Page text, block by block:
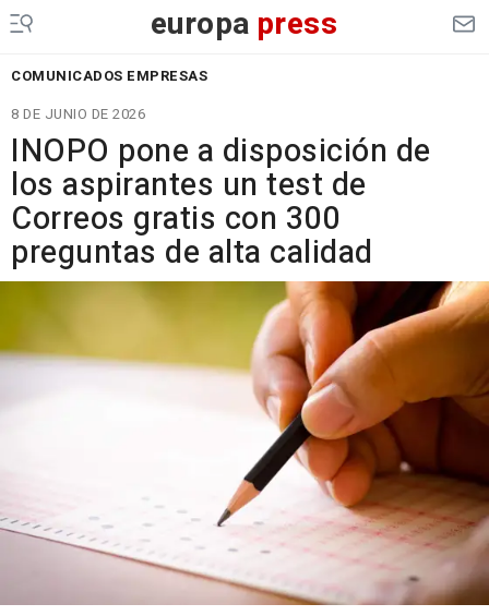
europa press
COMUNICADOS EMPRESAS
8 DE JUNIO DE 2026
INOPO pone a disposición de
los aspirantes un test de
Correos gratis con 300
preguntas de alta calidad